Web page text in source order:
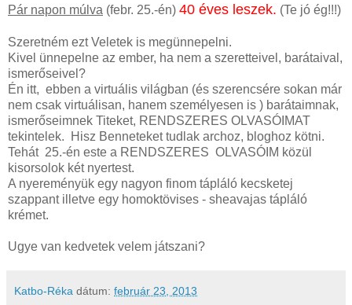
Pár napon múlva (febr. 25.-én) 40 éves leszek. (Te jó ég!!!)
Szeretném ezt Veletek is megünnepelni.
Kivel ünnepelne az ember, ha nem a szeretteivel, barátaival,
ismerőseivel?
Én itt, ebben a virtuális világban (és szerencsére sokan már
nem csak virtuálisan, hanem személyesen is ) barátaimnak,
ismerőseimnek Titeket, RENDSZERES OLVASÓIMAT
tekintelek. Hisz Benneteket tudlak archoz, bloghoz kötni.
Tehát 25.-én este a RENDSZERES OLVASÓIM közül
kisorsolok két nyertest.
A nyereményük egy nagyon finom tápláló kecsketej
szappant illetve egy homoktövises - sheavajas tápláló
krémet.
Ugye van kedvetek velem játszani?
Katbo-Réka dátum: február 23, 2013